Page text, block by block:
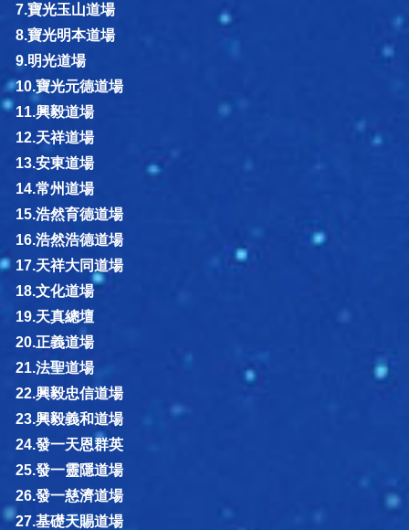
7.寶光玉山道場
8.寶光明本道場
9.明光道場
10.寶光元德道場
11.興毅道場
12.天祥道場
13.安東道場
14.常州道場
15.浩然育德道場
16.浩然浩德道場
17.天祥大同道場
18.文化道場
19.天真總壇
20.正義道場
21.法聖道場
22.興毅忠信道場
23.興毅義和道場
24.發一天恩群英
25.發一靈隱道場
26.發一慈濟道場
27.基礎天賜道場